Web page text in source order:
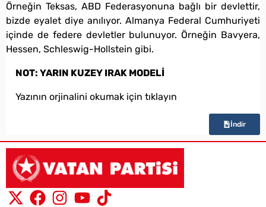
Örneğin Teksas, ABD Federasyonuna bağlı bir devlettir,
bizde eyalet diye anılıyor. Almanya Federal Cumhuriyeti
içinde de federe devletler bulunuyor. Örneğin Bavyera,
Hessen, Schleswig-Hollstein gibi.
NOT: YARIN KUZEY IRAK MODELİ
Yazının orjinalini okumak için tıklayın
İndir